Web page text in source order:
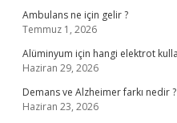
Ambulans ne için gelir ?
Temmuz 1, 2026
Alüminyum için hangi elektrot
Haziran 29, 2026
Demans ve Alzheimer farkı nedir ?
Haziran 23, 2026